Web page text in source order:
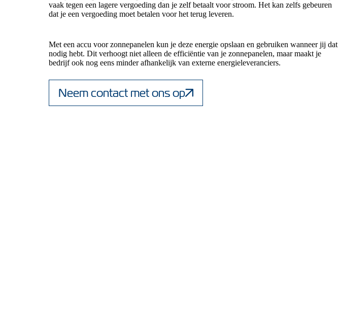
vaak tegen een lagere vergoeding dan je zelf betaalt voor stroom. Het kan zelfs gebeuren
dat je een vergoeding moet betalen voor het terug leveren.
Met een accu voor zonnepanelen kun je deze energie opslaan en gebruiken wanneer jij dat
nodig hebt. Dit verhoogt niet alleen de efficiëntie van je zonnepanelen, maar maakt je
bedrijf ook nog eens minder afhankelijk van externe energieleveranciers.
Neem contact met ons op